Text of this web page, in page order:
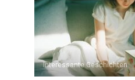
Interessante Geschichten